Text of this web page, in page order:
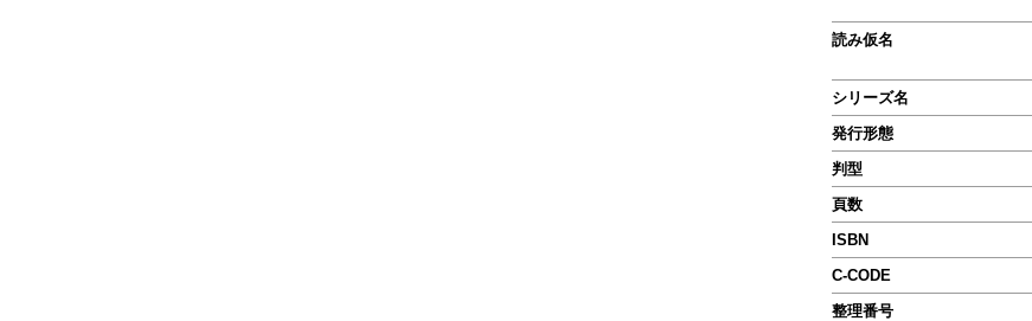
読み仮名
シリーズ名
発行形態
判型
頁数
ISBN
C-CODE
整理番号